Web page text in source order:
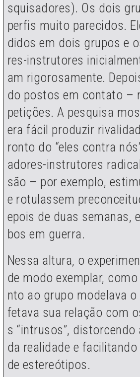
squisadores). Os dois
perfis muito parecidos.
didos em dois grupos e
res-instrutores
am rigorosamente.
do postos em contato –
petições. A pesquisa
era fácil produzir
ronto do “eles contra
adores-instrutores
são – por exemplo,
e rotulassem
epois de duas semanas,
bos em guerra.
Nessa altura, o
de modo exemplar,
nto ao grupo modelava
fetava sua relação com
s “intrusos”, distorcendo
da realidade e
de estereótipos.